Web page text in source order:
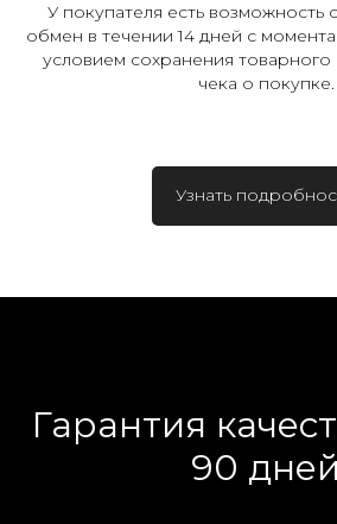
У покупателя есть возможность
обмен в течении 14 дней с
условием сохранения товарного
чека о покупке.
Узнать
Гарантия
90 дней